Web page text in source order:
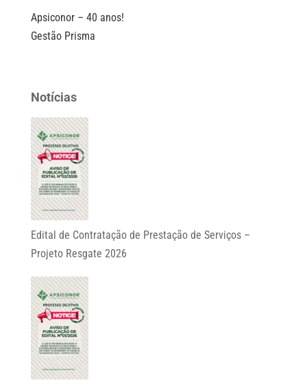
Apsiconor – 40 anos!
Gestão Prisma
Notícias
Edital de Contratação de Prestação de Serviços –
Projeto Resgate 2026